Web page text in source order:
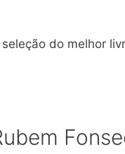
do melhor